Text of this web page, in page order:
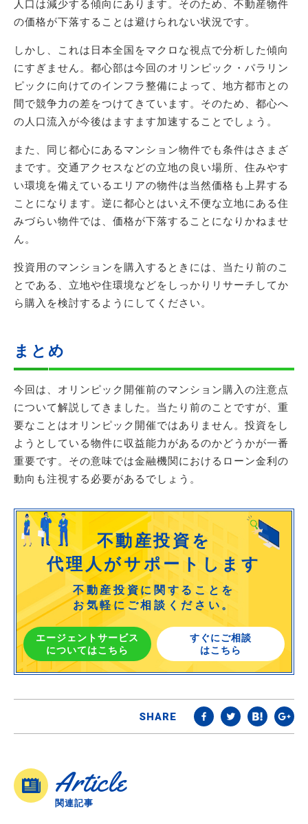
人口は減少する傾向にあります。そのため、不動産物件
の価格が下落することは避けられない状況です。
しかし、これは日本全国をマクロな視点で分析した傾向
にすぎません。都心部は今回のオリンピック・パラリン
ピックに向けてのインフラ整備によって、地方都市との
間で競争力の差をつけてきています。そのため、都心へ
の人口流入が今後はますます加速することでしょう。
また、同じ都心にあるマンション物件でも条件はさまざ
まです。交通アクセスなどの立地の良い場所、住みやす
い環境を備えているエリアの物件は当然価格も上昇する
ことになります。逆に都心とはいえ不便な立地にある住
みづらい物件では、価格が下落することになりかねませ
ん。
投資用のマンションを購入するときには、当たり前のこ
とである、立地や住環境などをしっかりリサーチしてか
ら購入を検討するようにしてください。
まとめ
今回は、オリンピック開催前のマンション購入の注意点
について解説してきました。当たり前のことですが、重
要なことはオリンピック開催ではありません。投資をし
ようとしている物件に収益能力があるのかどうかが一番
重要です。その意味では金融機関におけるローン金利の
動向も注視する必要があるでしょう。
不動産投資を
代理人がサポートします
不動産投資に関することを
お気軽にご相談ください。
エージェントサービス
についてはこちら
すぐにご相談
はこちら
SHARE
Article
関連記事